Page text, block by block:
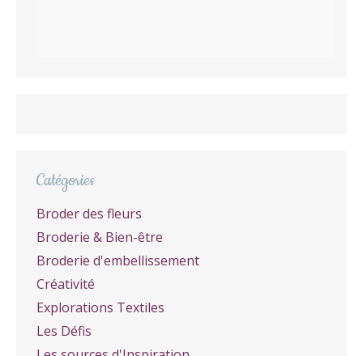
Catégories
Broder des fleurs
Broderie & Bien-être
Broderie d'embellissement
Créativité
Explorations Textiles
Les Défis